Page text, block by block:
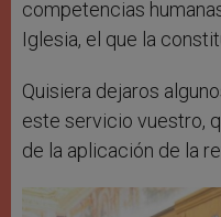
competencias
Iglesia, el que la
Quisiera dejaros
este servicio vuestro,
de la aplicación de la